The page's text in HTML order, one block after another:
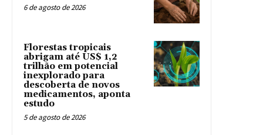
6 de agosto de 2026
Florestas tropicais
abrigam até US$ 1,2
trilhão em potencial
inexplorado para
descoberta de novos
medicamentos, aponta
estudo
5 de agosto de 2026